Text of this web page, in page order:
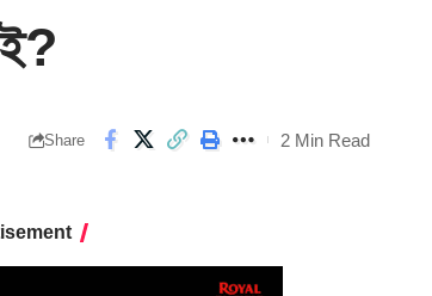
Share 2 Min Read